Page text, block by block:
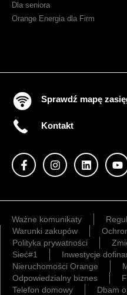
Dla seniora
Orange Energia dla Firm
Sprawdź mapę
Kontakt
Ważne komunikaty
Warunki zakupów
Polityka prywatności
Sieć#1
Inwestycje
Nieruchomości Orange
Odpowiedzialny biznes
Telefon domowy
Dbam